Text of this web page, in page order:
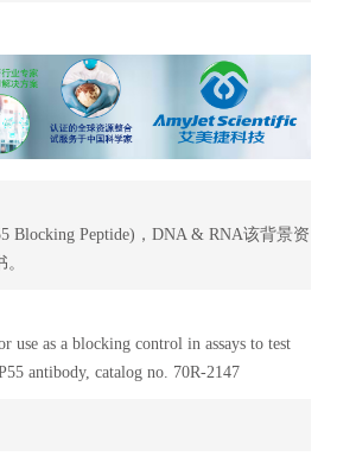
Blocking Peptide)，DNA & RNA该背景资
use as a blocking control in assays to test
antibody, catalog no. 70R-2147